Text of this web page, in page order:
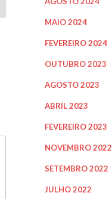
MAIO 2024
FEVEREIRO 2024
OUTUBRO 2023
AGOSTO 2023
ABRIL 2023
FEVEREIRO 2023
NOVEMBRO 2022
SETEMBRO 2022
JULHO 2022